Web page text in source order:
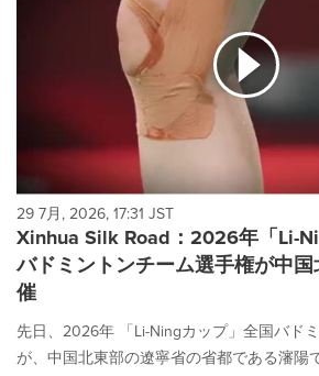
29 7月, 2026, 17:31 JST
Xinhua Silk Road：2026年「Li-
バドミントンチーム選手権が中
催
先日、2026年 「Li-Ningカップ」全国バド
が、中国北東部の遼寧省の省都である瀋陽